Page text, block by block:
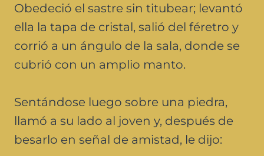
Obedeció el sastre sin titubear; levantó
ella la tapa de cristal, salió del féretro y
corrió a un ángulo de la sala, donde se
cubrió con un amplio manto.
Sentándose luego sobre una piedra,
llamó a su lado al joven y, después de
besarlo en señal de amistad, le dijo: